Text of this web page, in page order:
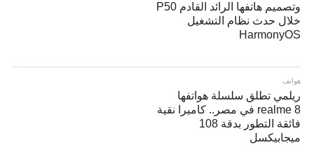
وتصميم هاتفها الرائد القادم P50
خلال حدث نظام التشغيل
HarmonyOS
هواتف
ريلمي تطلق سلسلة هواتفها
realme 8 في مصر.. كاميرا نقية
فائقة التطور بدقة 108
ميجابيكسل